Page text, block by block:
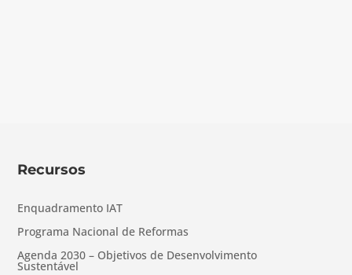
Recursos
Enquadramento IAT
Programa Nacional de Reformas
Agenda 2030 – Objetivos de Desenvolvimento
Sustentável